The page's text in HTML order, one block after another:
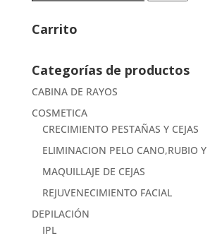
Carrito
Categorías de productos
CABINA DE RAYOS
COSMETICA
CRECIMIENTO PESTAÑAS Y CEJAS
ELIMINACION PELO CANO,RUBIO Y
MAQUILLAJE DE CEJAS
REJUVENECIMIENTO FACIAL
DEPILACIÓN
IPL